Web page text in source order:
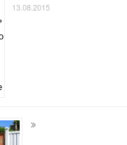
13.08.2015